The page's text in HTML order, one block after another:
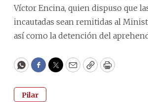
Víctor Encina, quien dispuso que
incautadas sean remitidas al
así como la detención del
WhatsApp
Facebook
Twitter
EmailCopyPrint
Pilar